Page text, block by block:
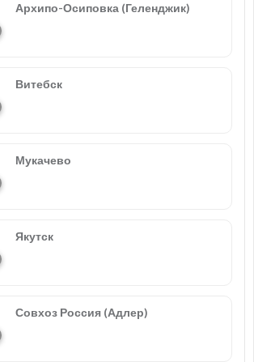
Архипо-Осиповка (Геленджик)
Витебск
Мукачево
Якутск
Совхоз Россия (Адлер)